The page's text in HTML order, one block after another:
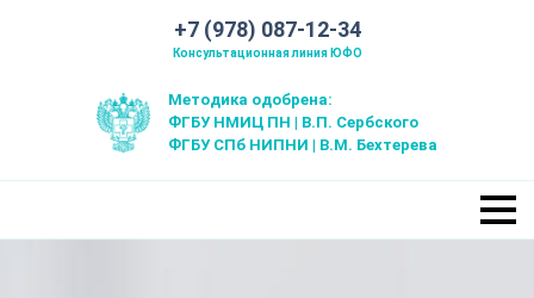
+7 (978) 087-12-34
Консультационная линия ЮФО
Методика одобрена:
ФГБУ НМИЦ ПН | В.П. Сербского
ФГБУ СПб НИПНИ | В.М. Бехтерева